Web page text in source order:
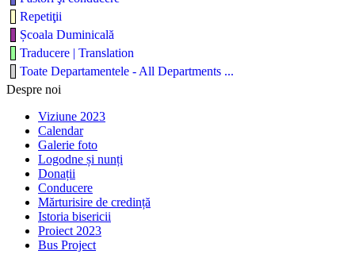
Repetiţii
Școala Duminicală
Traducere | Translation
Toate Departamentele - All Departments ...
Despre noi
Viziune 2023
Calendar
Galerie foto
Logodne și nunți
Donații
Conducere
Mărturisire de credință
Istoria bisericii
Proiect 2023
Bus Project